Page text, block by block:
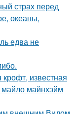
страх перед
океаны,
едва не
крофт, известная
майнхэйм